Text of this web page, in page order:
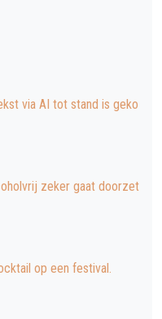
via AI tot stand is geko
zeker gaat doorzet
op een festival.